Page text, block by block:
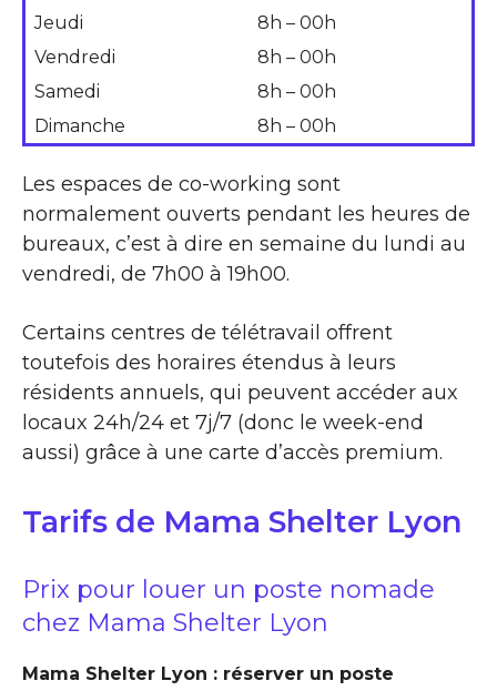
Jeudi
8h – 00h
Vendredi
8h – 00h
Samedi
8h – 00h
Dimanche
8h – 00h
Les espaces de co-working sont
normalement ouverts pendant les heures de
bureaux, c’est à dire en semaine du lundi au
vendredi, de 7h00 à 19h00.
Certains centres de télétravail offrent
toutefois des horaires étendus à leurs
résidents annuels, qui peuvent accéder aux
locaux 24h/24 et 7j/7 (donc le week-end
aussi) grâce à une carte d’accès premium.
Tarifs de Mama Shelter Lyon
Prix pour louer un poste nomade
chez Mama Shelter Lyon
Mama Shelter Lyon : réserver un poste